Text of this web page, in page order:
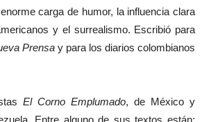
carga de humor, la influencia clara
y el surrealismo. Escribió para
Prensa y para los diarios colombianos
El Corno Emplumado, de México y
Entre alguno de sus textos están: